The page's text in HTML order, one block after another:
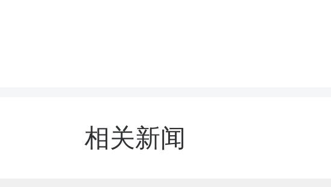
织、人员培训、应急处置、食宿
相关新闻